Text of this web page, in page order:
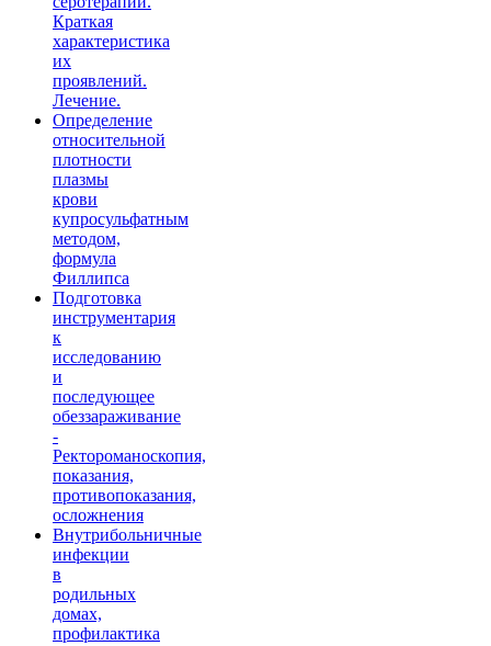
Краткая
характеристика
их
проявлений.
Лечение.
Определение
относительной
плотности
плазмы
крови
купросульфатным
методом,
формула
Филлипса
Подготовка
инструментария
к
исследованию
и
последующее
обеззараживание
-
Ректороманоскопия,
показания,
противопоказания,
осложнения
Внутрибольничные
инфекции
в
родильных
домах,
профилактика